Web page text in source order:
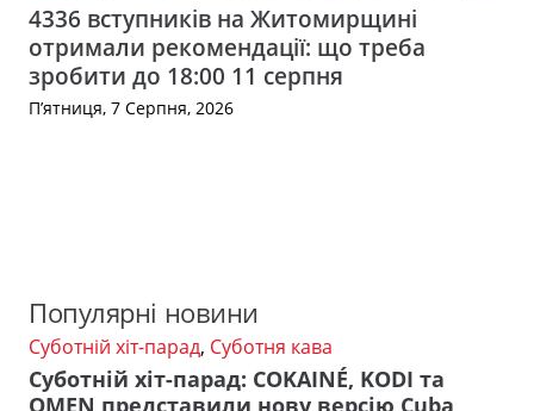
4336 вступників на Житомирщині
отримали рекомендації: що треба
зробити до 18:00 11 серпня
П’ятниця, 7 Серпня, 2026
Популярні новини
Суботній хіт-парад, Суботня кава
Суботній хіт-парад: COKAINÉ, KODI та
OMEN представили нову версію Cuba